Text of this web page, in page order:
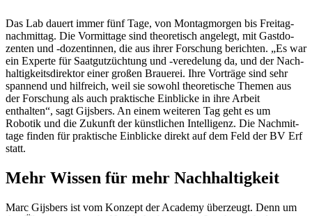
Das Lab dauert immer fünf Tage, von Montag­morgen bis Frei­tag­
nach­mittag. Die Vormit­tage sind theo­re­tisch ange­legt, mit Gast­do­
zenten und -dozen­tinnen, die aus ihrer Forschung berichten. „Es war
ein Experte für Saat­gut­züch­tung und -verede­lung da, und der Nach­
hal­tig­keits­di­rektor einer großen Brauerei. Ihre Vorträge sind sehr
span­nend und hilf­reich, weil sie sowohl theo­re­ti­sche Themen aus
der Forschung als auch prak­ti­sche Einblicke in ihre Arbeit
enthalten“, sagt Gijs­bers. An einem weiteren Tag geht es um
Robotik und die Zukunft der künst­li­chen Intel­li­genz. Die Nach­mit­
tage finden für prak­ti­sche Einblicke direkt auf dem Feld der BV Erf
statt.
Mehr Wissen für mehr Nach­hal­tig­keit
Marc Gijs­bers ist vom Konzept der Academy über­zeugt. Denn um